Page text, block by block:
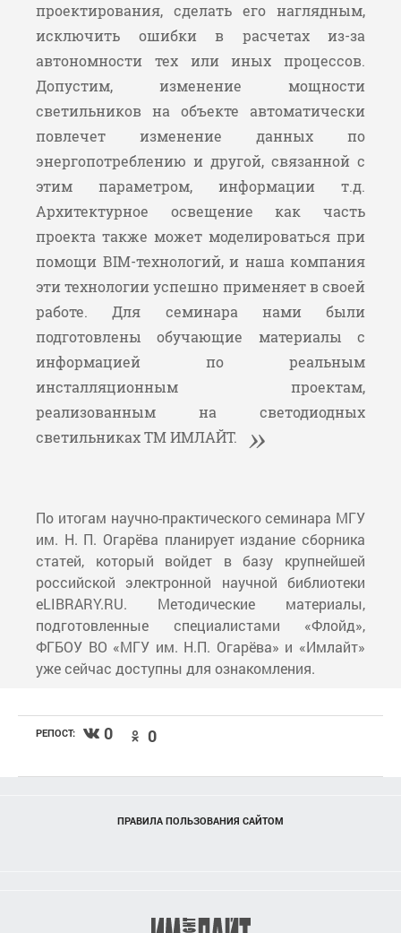
проектирования, сделать его наглядным,
исключить ошибки в расчетах из-за
автономности тех или иных процессов.
Допустим, изменение мощности
светильников на объекте автоматически
повлечет изменение данных по
энергопотреблению и другой, связанной с
этим параметром, информации т.д.
Архитектурное освещение как часть
проекта также может моделироваться при
помощи BIM-технологий, и наша компания
эти технологии успешно применяет в своей
работе. Для семинара нами были
подготовлены обучающие материалы с
информацией по реальным
инсталляционным проектам,
реализованным на светодиодных
светильниках TM ИМЛАЙТ.
По итогам научно-практического семинара МГУ
им. Н. П. Огарёва планирует издание сборника
статей, который войдет в базу крупнейшей
российской электронной научной библиотеки
eLIBRARY.RU. Методические материалы,
подготовленные специалистами «Флойд»,
ФГБОУ ВО «МГУ им. Н.П. Огарёва» и «Имлайт»
уже сейчас доступны для ознакомления.
РЕПОСТ: 0 0
ПРАВИЛА ПОЛЬЗОВАНИЯ САЙТОМ